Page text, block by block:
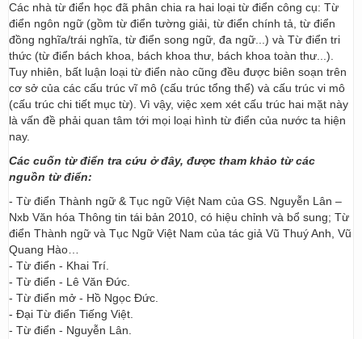
Các nhà từ điển học đã phân chia ra hai loại từ điển công cụ: Từ
điển ngôn ngữ (gồm từ điển tường giải, từ điển chính tả, từ điển
đồng nghĩa/trái nghĩa, từ điển song ngữ, đa ngữ...) và Từ điển tri
thức (từ điển bách khoa, bách khoa thư, bách khoa toàn thư...).
Tuy nhiên, bất luận loại từ điển nào cũng đều được biên soạn trên
cơ sở của các cấu trúc vĩ mô (cấu trúc tổng thể) và cấu trúc vi mô
(cấu trúc chi tiết mục từ). Vì vậy, việc xem xét cấu trúc hai mặt này
là vấn đề phải quan tâm tới mọi loại hình từ điển của nước ta hiện
nay.
Các cuốn từ điển tra cứu ở đây, được tham khảo từ các
nguồn từ điển:
- Từ điển Thành ngữ & Tục ngữ Việt Nam của GS. Nguyễn Lân –
Nxb Văn hóa Thông tin tái bản 2010, có hiệu chỉnh và bổ sung; Từ
điển Thành ngữ và Tục Ngữ Việt Nam của tác giả Vũ Thuý Anh, Vũ
Quang Hào…
- Từ điển - Khai Trí.
- Từ điển - Lê Văn Đức.
- Từ điển mở - Hồ Ngọc Đức.
- Đại Từ điển Tiếng Việt.
- Từ điển - Nguyễn Lân.